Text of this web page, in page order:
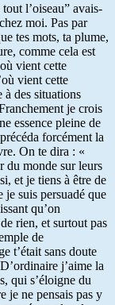
l’oiseau” avais-
moi. Pas par
tes mots, ta plume,
comme cela est
vient cette
vient cette
à des situations
je crois
essence pleine de
forcément la
On te dira : «
du monde sur leurs
et je tiens à être de
je suis persuadé que
qu’on
rien, et surtout pas
de
t’était sans doute
j’aime la
qui s’éloigne du
je ne pensais pas y